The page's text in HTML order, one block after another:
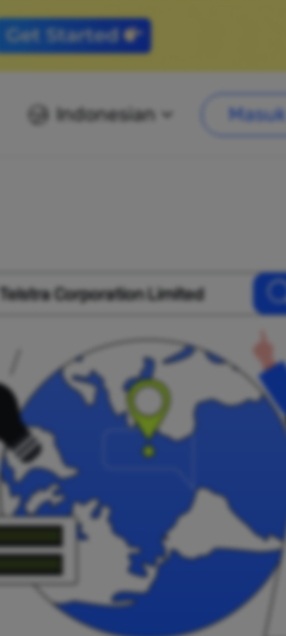
Indonesian Masuk
Telstra Corporation Limited